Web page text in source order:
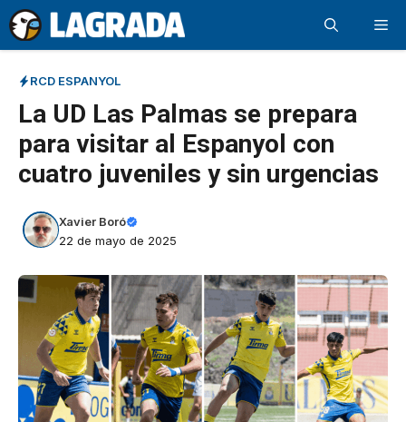
Saltar
al
contenido
RCD ESPANYOL
La UD Las Palmas se prepara
para visitar al Espanyol con
cuatro juveniles y sin urgencias
Xavier Boró
22 de mayo de 2025